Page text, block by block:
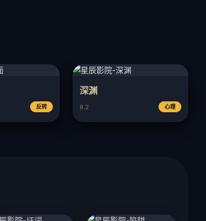
反转
深渊
8.2 心理